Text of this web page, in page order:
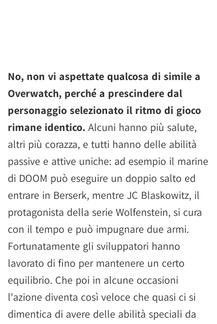
No, non vi aspettate qualcosa di simile a
Overwatch, perché a prescindere dal
personaggio selezionato il ritmo di gioco
rimane identico. Alcuni hanno più salute,
altri più corazza, e tutti hanno delle abilità
passive e attive uniche: ad esempio il marine
di DOOM può eseguire un doppio salto ed
entrare in Berserk, mentre JC Blaskowitz, il
protagonista della serie Wolfenstein, si cura
con il tempo e può impugnare due armi.
Fortunatamente gli sviluppatori hanno
lavorato di fino per mantenere un certo
equilibrio. Che poi in alcune occasioni
l'azione diventa così veloce che quasi ci si
dimentica di avere delle abilità speciali da